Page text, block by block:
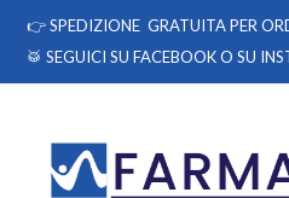
👉SPEDIZIONE GRATUITA PER
🥁 SEGUICI SU FACEBOOKO SU